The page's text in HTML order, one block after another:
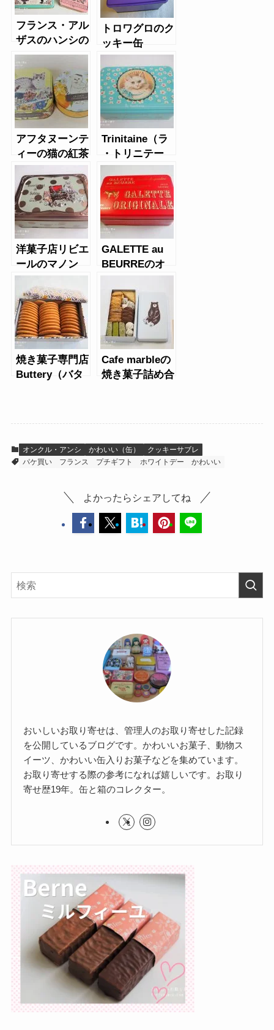
フランス・アル
ザスのハンシの
クッキー缶、ミ
ニ缶
トロワグロのク
ッキー缶
アフタヌーンテ
ィーの猫の紅茶
と猫クッキー、
チョコ缶
Trinitaine（ラ
・トリニテー
ヌ）のアニマル
缶クッキー
洋菓子店リビエ
ールのマノン
（猫缶）
GALETTE au
BEURREのオ
リジナルガレッ
ト缶
焼き菓子専門店
Buttery（バタ
Cafe marbleの
焼き菓子詰め合
オンクル・アンシ かわいい（缶）
クッキーサブレ
パケ買い
フランス プチギフト ホワイトデー かわいい
よかったらシェアしてね
おいしいお取り寄せは、管理人のお取り寄せした記録
を公開しているブログです。かわいいお菓子、動物ス
イーツ、かわいい缶入りお菓子などを集めています。
お取り寄せする際の参考になれば嬉しいです。お取り
寄せ歴19年。缶と箱のコレクター。